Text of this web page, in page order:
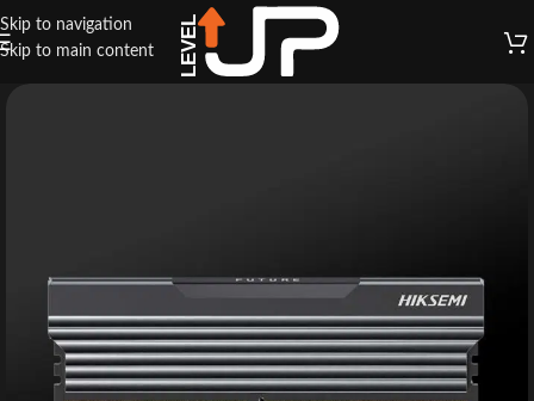
Skip to navigation
Skip to main content